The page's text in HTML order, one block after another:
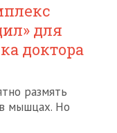
для
доктора
размять
мышцах. Но